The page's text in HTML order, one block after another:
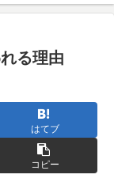
る理由
はてブ
コピー